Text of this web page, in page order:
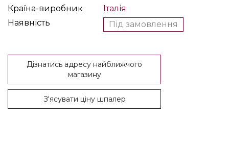
Країна-виробник
Італія
Наявність
Під замовлення
Дізнатись адресу найближчого
магазину
З'ясувати ціну шпалер